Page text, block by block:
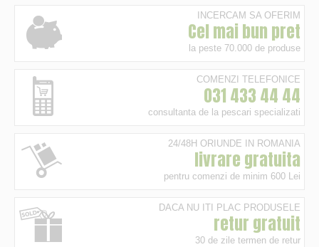
INCERCAM SA OFERIM
Cel mai bun pret
la peste 70.000 de produse
COMENZI TELEFONICE
031 433 44 44
consultanta de la pescari specializati
24/48H ORIUNDE IN ROMANIA
livrare gratuita
pentru comenzi de minim 600 Lei
DACA NU ITI PLAC PRODUSELE
retur gratuit
30 de zile termen de retur